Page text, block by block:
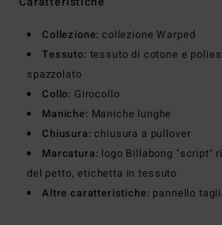
Collezione: collezione Warped
Tessuto: tessuto di cotone e
spazzolato
Collo: Girocollo
Maniche: Maniche lunghe
Chiusura: chiusura a pullover
Marcatura: logo Billabong "script"
del petto, etichetta in tessuto
Altre caratteristiche: pannello